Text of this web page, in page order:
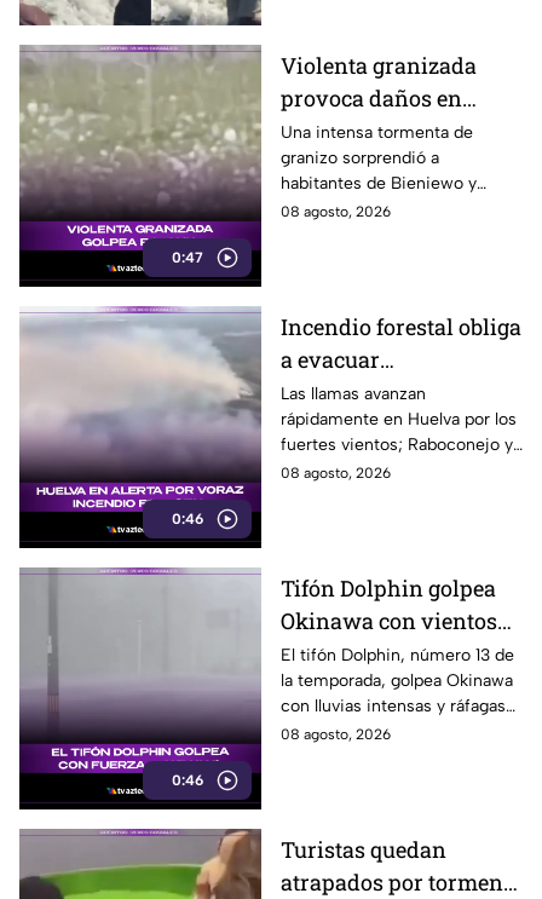
0:47
Violenta granizada
provoca daños en
vehículos en Polonia
Una intensa tormenta de
granizo sorprendió a
habitantes de Bieniewo y
provocó daños en los cristales
08 agosto, 2026
0:46
Incendio forestal obliga
a evacuar
comunidades en
Huelva
Las llamas avanzan
rápidamente en Huelva por los
fuertes vientos; Raboconejo y
Caballón fueron evacuadas
08 agosto, 2026
0:46
Tifón Dolphin golpea
Okinawa con vientos
de hasta 157 km/h
El tifón Dolphin, número 13 de
la temporada, golpea Okinawa
con lluvias intensas y ráfagas
de hasta 157 kilómetros por
08 agosto, 2026
Turistas quedan
atrapados por tormenta